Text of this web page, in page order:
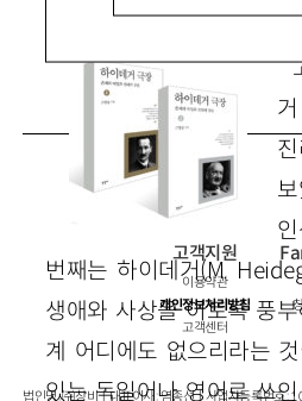
번째는 하이데거(M.
생애와 사상을 이토록 풍
계 어디에도 없으리라는
있는 독일어나 영어로 쓰
고객지원
이용약관
개인정보처리방침
고객센터
법인명 : ㈜창비ㅣ대표이사 : 염종선ㅣ사업자등록번